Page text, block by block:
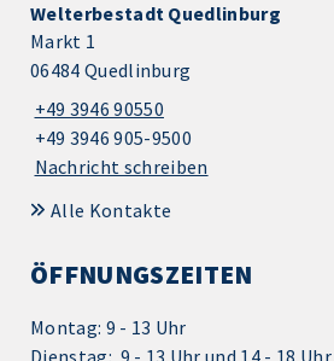
Welterbestadt Quedlinburg
Markt 1
06484 Quedlinburg
+49 3946 90550
+49 3946 905-9500
Nachricht schreiben
Alle Kontakte
ÖFFNUNGSZEITEN
Montag: 9 - 13 Uhr
Dienstag: 9 - 13 Uhr und 14 - 18 Uhr